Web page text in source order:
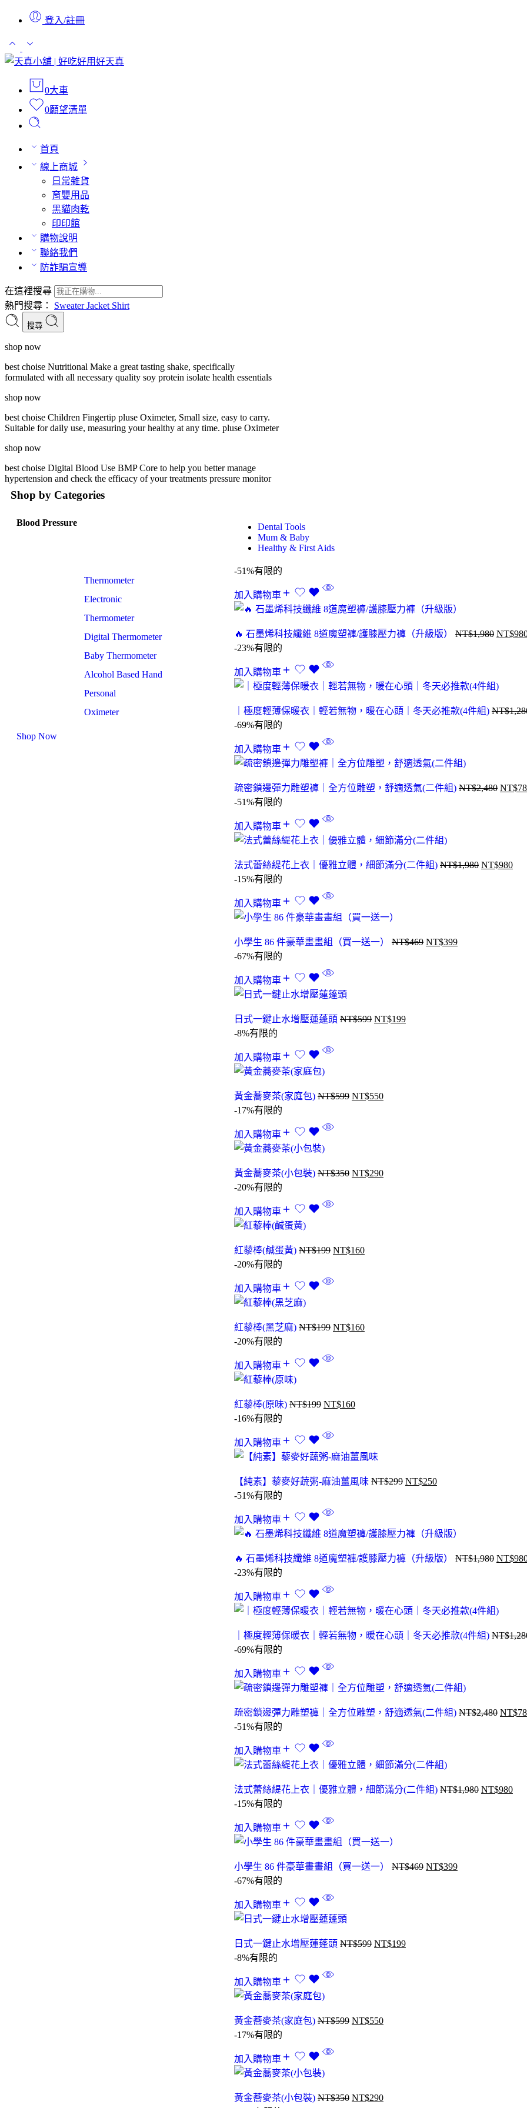
登入/註冊
0大車
0願望清單
首頁
線上商城
日常雜貨
育嬰用品
黑貓肉乾
印印館
購物說明
聯絡我們
防詐騙宣導
在這裡搜尋
熱門搜尋： SweaterJacket Shirt
搜尋
shop now
best choise Nutritional Make a great tasting shake, specifically
formulated with all necessary quality soy protein isolate health essentials
shop now
best choise Children Fingertip pluse Oximeter, Small size, easy to carry.
Suitable for daily use, measuring your healthy at any time. pluse Oximeter
shop now
best choise Digital Blood Use BMP Core to help you better manage
hypertension and check the efficacy of your treatments pressure monitor
Shop by Categories
Blood Pressure
Thermometer
Electronic
Thermometer
Digital Thermometer
Baby Thermometer
Alcohol Based Hand
Personal
Oximeter
Shop Now
Dental Tools
Mum & Baby
Healthy & First Aids
-51%有限的
加入購物車
🔥 石墨烯科技纖維 8道魔塑褲/護膝壓力褲（升級版） NT$1,980 NT$
-23%有限的
加入購物車
｜極度輕薄保暖衣｜輕若無物，暖在心頭｜冬天必推款(4件組) NT$
-69%有限的
加入購物車
疏密鎖邊彈力雕塑褲｜全方位雕塑，舒適透氣(二件組) NT$2,480 NT$
-51%有限的
加入購物車
法式蕾絲緹花上衣｜優雅立體，細節滿分(二件組) NT$1,980 NT$980
-15%有限的
加入購物車
小學生 86 件豪華畫畫組（買一送一） NT$469 NT$399
-67%有限的
加入購物車
日式一鍵止水增壓蓮蓬頭 NT$599 NT$199
-8%有限的
加入購物車
黃金蕎麥茶(家庭包) NT$599 NT$550
-17%有限的
加入購物車
黃金蕎麥茶(小包裝) NT$350 NT$290
-20%有限的
加入購物車
紅藜棒(鹹蛋黃) NT$199 NT$160
-20%有限的
加入購物車
紅藜棒(黑芝麻) NT$199 NT$160
-20%有限的
加入購物車
紅藜棒(原味) NT$199 NT$160
-16%有限的
加入購物車
【純素】藜麥好蔬粥-麻油薑風味 NT$299 NT$250
-51%有限的
加入購物車
🔥 石墨烯科技纖維 8道魔塑褲/護膝壓力褲（升級版） NT$1,980 NT$
-23%有限的
加入購物車
｜極度輕薄保暖衣｜輕若無物，暖在心頭｜冬天必推款(4件組) NT$
-69%有限的
加入購物車
疏密鎖邊彈力雕塑褲｜全方位雕塑，舒適透氣(二件組) NT$2,480 NT$
-51%有限的
加入購物車
法式蕾絲緹花上衣｜優雅立體，細節滿分(二件組) NT$1,980 NT$980
-15%有限的
加入購物車
小學生 86 件豪華畫畫組（買一送一） NT$469 NT$399
-67%有限的
加入購物車
日式一鍵止水增壓蓮蓬頭 NT$599 NT$199
-8%有限的
加入購物車
黃金蕎麥茶(家庭包) NT$599 NT$550
-17%有限的
加入購物車
黃金蕎麥茶(小包裝) NT$350 NT$290